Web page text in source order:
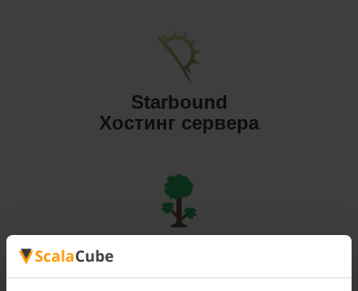
Starbound
Хостинг сервера
Хостинг сервера